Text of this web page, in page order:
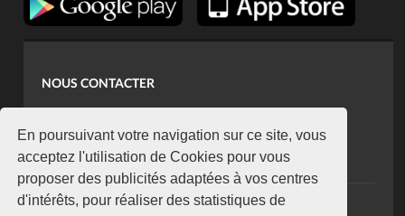
En poursuivant votre navigation sur ce site, vous
acceptez l'utilisation de Cookies pour vous
proposer des publicités adaptées à vos centres
d'intérêts, pour réaliser des statistiques de
NOUS CONTACTER
koaci@yahoo.fr
+225 07 08 85 52 93